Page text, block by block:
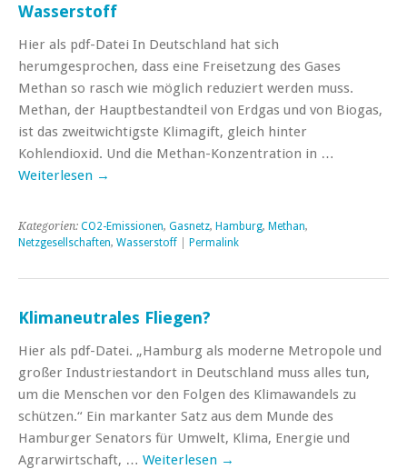
Wasserstoff
Hier als pdf-Datei In Deutschland hat sich
herumgesprochen, dass eine Freisetzung des Gases
Methan so rasch wie möglich reduziert werden muss.
Methan, der Hauptbestandteil von Erdgas und von Biogas,
ist das zweitwichtigste Klimagift, gleich hinter
Kohlendioxid. Und die Methan-Konzentration in …
Weiterlesen →
Kategorien: CO2-Emissionen, Gasnetz, Hamburg, Methan,
Netzgesellschaften, Wasserstoff Permalink
Klimaneutrales Fliegen?
Hier als pdf-Datei. „Hamburg als moderne Metropole und
großer Industriestandort in Deutschland muss alles tun,
um die Menschen vor den Folgen des Klimawandels zu
schützen.“ Ein markanter Satz aus dem Munde des
Hamburger Senators für Umwelt, Klima, Energie und
Agrarwirtschaft, … Weiterlesen →